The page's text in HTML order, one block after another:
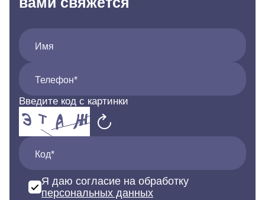
Имя
Телефон*
Введите код с картинки
Код*
Я даю согласие на обработку
персональных данных